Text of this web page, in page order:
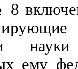
и
ему